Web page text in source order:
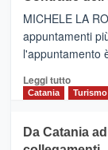
CLUB
–
Benanti
“Vino
&
Cultura
tappe
MICHELE LA
appuntamenti
l'appuntamento
Leggi tuttoLeggi
di
Catania Turismo
Da Catania